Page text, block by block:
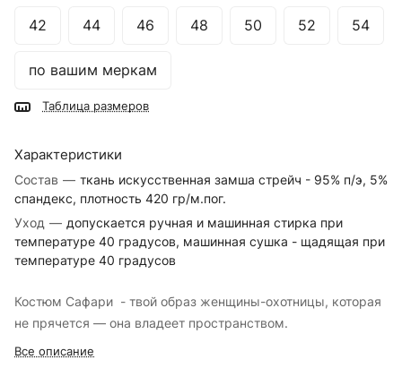
42 44 46 48 50 52 54
по вашим меркам
Таблица размеров
Характеристики
Состав — ткань искусственная замша стрейч - 95% п/э, 5%
спандекс, плотность 420 гр/м.пог.
Уход — допускается ручная и машинная стирка при
температуре 40 градусов, машинная сушка - щадящая при
температуре 40 градусов
Костюм Сафари - твой образ женщины-охотницы, которая
не прячется — она владеет пространством.
Все описание